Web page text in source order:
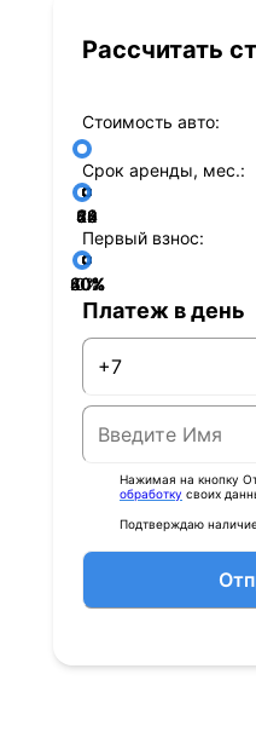
Рассчитать
Стоимость авто:
Срок аренды, мес.:
12
24
36
48
60
72
84
Первый взнос:
0%
20%
40%
60%
80%
Платеж в день
Нажимая на кнопку
обработку своих
Подтверждаю